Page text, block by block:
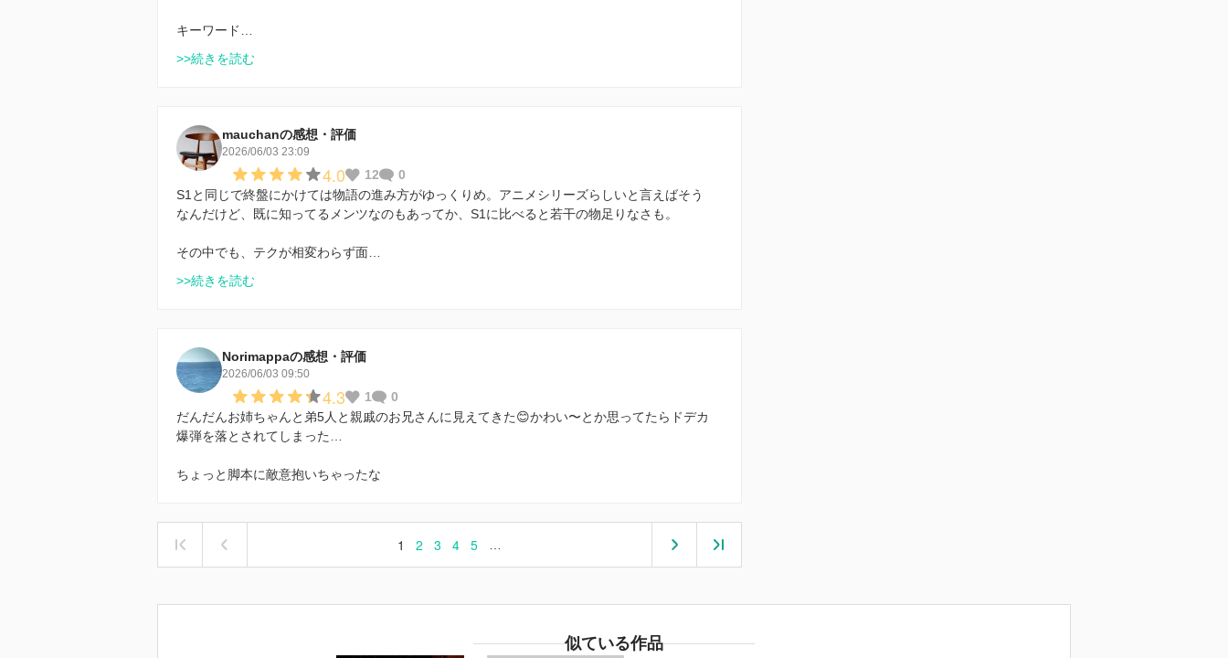
キーワード…
>>続きを読む
mauchanの感想・評価
2026/06/03 23:09
4.0 12
0
S1と同じで終盤にかけては物語の進み方がゆっくりめ。アニメシリーズらしいと言えばそう
なんだけど、既に知ってるメンツなのもあってか、S1に比べると若干の物足りなさも。
その中でも、テクが相変わらず面…
>>続きを読む
Norimappaの感想・評価
2026/06/03 09:50
4.3 1
0
だんだんお姉ちゃんと弟5人と親戚のお兄さんに見えてきた😊かわい〜とか思ってたらドデカ
爆弾を落とされてしまった…
ちょっと脚本に敵意抱いちゃったな
1 2 3 4 5
似ている作品